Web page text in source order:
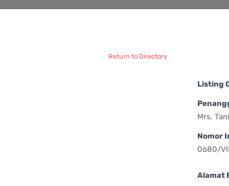
Return to Directory
Listing
Mrs.
Nomor
0680/
Alamat